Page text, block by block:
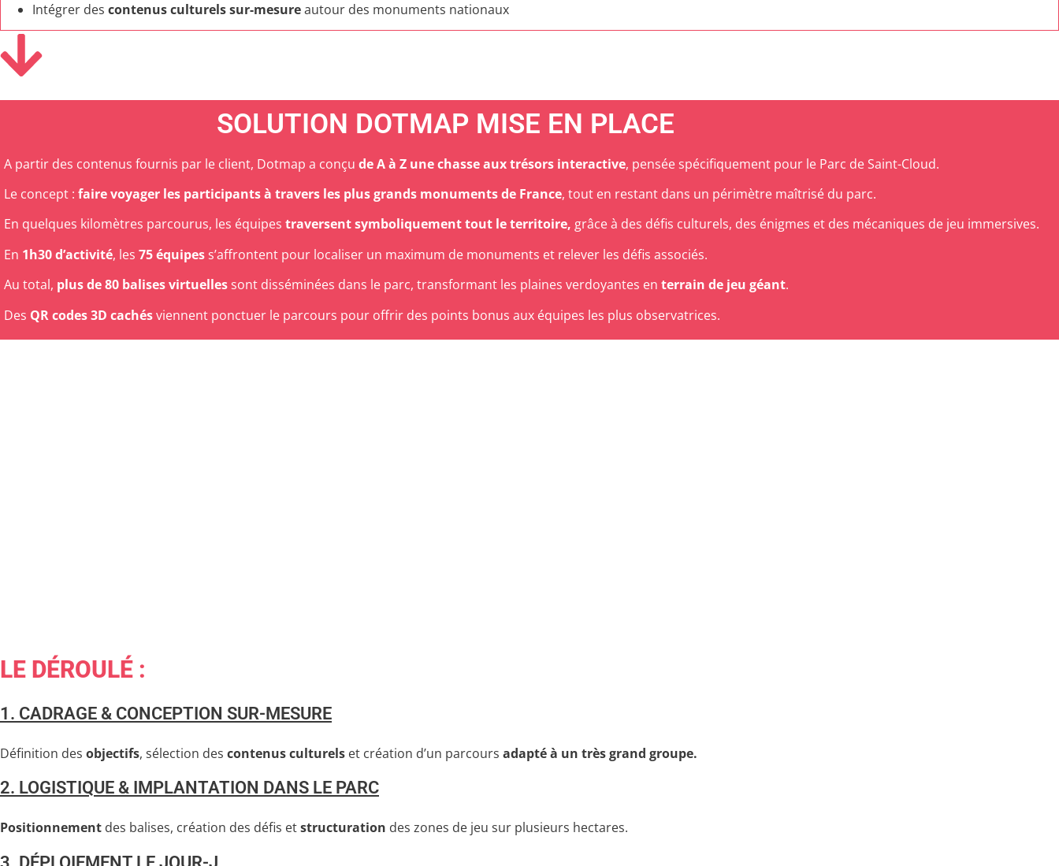
Intégrer des contenus culturels sur-mesureautour des monuments nationaux
SOLUTION DOTMAP MISE EN PLACE
A partir des contenus fournis par le client, Dotmap a conçu de A à Z une chasse aux trésors interactive, pensée spécifiquement pour le Parc de Saint-Cloud.
Le concept : faire voyager les participants à travers les plus grands monuments de France, tout en restant dans un périmètre maîtrisé du parc.
En quelques kilomètres parcourus, les équipes traversent symboliquement tout le territoire, grâce à des défis culturels, des énigmes et des mécaniques de jeu immersives.
En 1h30 d’activité, les 75 équipes s’affrontent pour localiser un maximum de monuments et relever les défis associés.
Au total, plus de 80 balises virtuelles sont disséminées dans le parc, transformant les plaines verdoyantes en terrain de jeu géant.
Des QR codes 3D cachésviennent ponctuer le parcours pour offrir des points bonus aux équipes les plus observatrices.
LE DÉROULÉ :
1. CADRAGE & CONCEPTION SUR-MESURE
Définition des objectifs, sélection des contenus culturels et création d’un parcours adapté à un très grand groupe.
2. LOGISTIQUE & IMPLANTATION DANS LE PARC
Positionnement des balises, création des défis etstructuration des zones de jeu sur plusieurs hectares.